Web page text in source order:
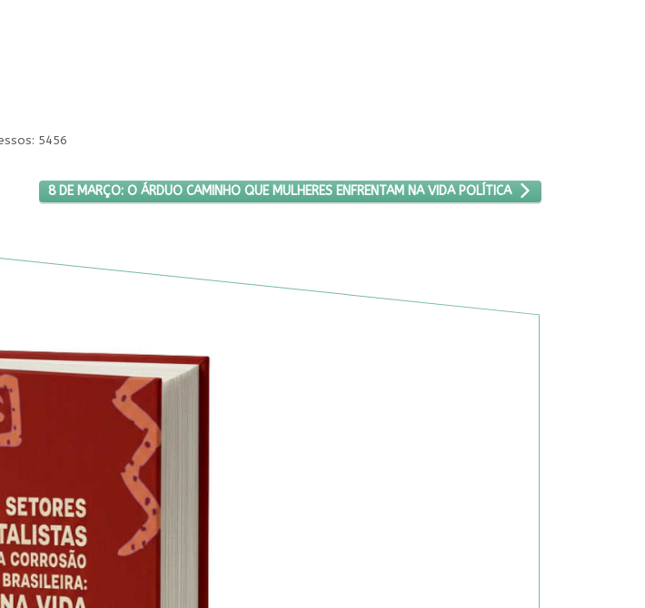
5456
PRÓXIMO ARTIGO: 8 DE MARÇO: O ÁRDUO CAMINHO QUE MULHERES ENFRENTAM NA VIDA POLÍTICA
8 DE MARÇO: O ÁRDUO CAMINHO QUE MULHERES ENFRENTAM NA VIDA POLÍTICA